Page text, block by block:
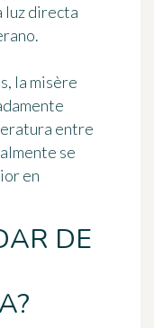
luz directa
la misère
entre
se
en
DE